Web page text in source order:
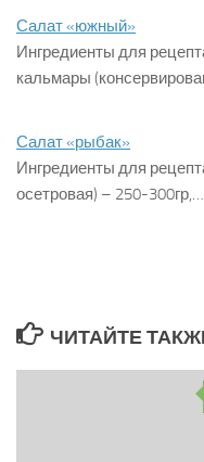
Салат «южный»
Ингредиенты для
кальмары
Салат «рыбак»
Ингредиенты для
осетровая) – 250-300гр,…
ЧИТАЙТЕ